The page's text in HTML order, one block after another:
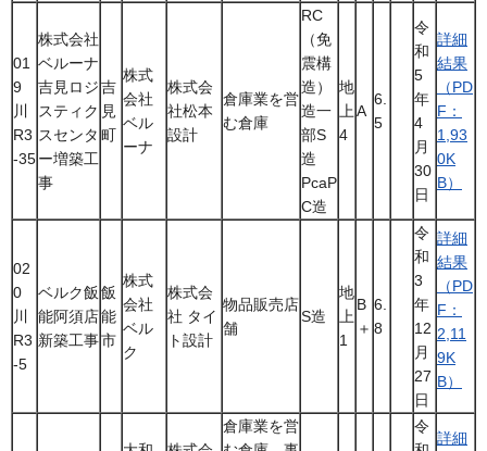
01
9
川
R3
-35
株式会社
ベルーナ
吉見ロジ
スティク
スセンタ
ー増築工
事
吉
見
町
株式
会社
ベル
ーナ
株式会
社松本
設計
倉庫業を営
む倉庫
RC
（免
震構
造）
造一
部S
造
PcaP
C造
地
上
4
A
6.
5
令
和
5
年
4
月
30
日
詳細
結果
（PD
F：
1,93
0K
B）
02
0
川
R3
-5
ベルク飯
能阿須店
新築工事
飯
能
市
株式
会社
ベル
ク
株式会
社 タイ
ト設計
物品販売店
舗
S造
地
上
1
B
＋
6.
8
令
和
3
年
12
月
27
日
詳細
結果
（PD
F：
2,11
9K
B）
倉庫業を営
令
詳細